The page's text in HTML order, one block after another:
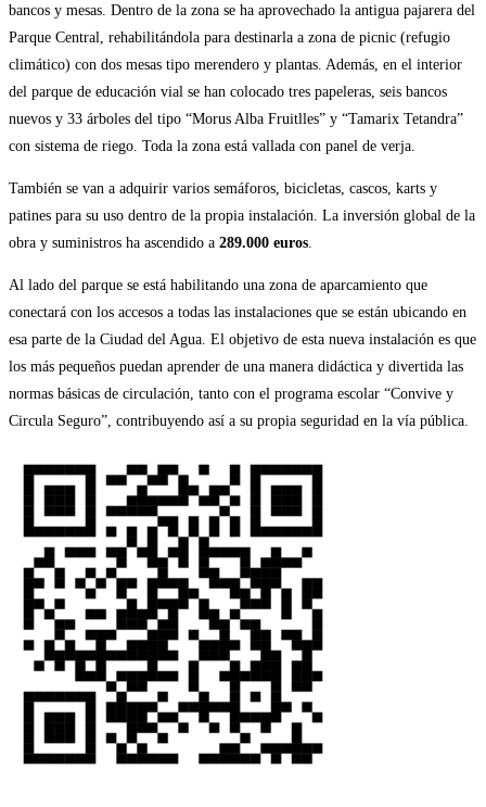
bancos y mesas. Dentro de la zona se ha aprovechado la antigua pajarera del
Parque Central, rehabilitándola para destinarla a zona de picnic (refugio
climático) con dos mesas tipo merendero y plantas. Además, en el interior
del parque de educación vial se han colocado tres papeleras, seis bancos
nuevos y 33 árboles del tipo “Morus Alba Fruitlles” y “Tamarix Tetandra”
con sistema de riego. Toda la zona está vallada con panel de verja.
También se van a adquirir varios semáforos, bicicletas, cascos, karts y
patines para su uso dentro de la propia instalación. La inversión global de la
obra y suministros ha ascendido a 289.000 euros
Al lado del parque se está habilitando una zona de aparcamiento que
conectará con los accesos a todas las instalaciones que se están ubicando en
esa parte de la Ciudad del Agua. El objetivo de esta nueva instalación es que
los más pequeños puedan aprender de una manera didáctica y divertida las
normas básicas de circulación, tanto con el programa escolar “Convive y
Circula Seguro”, contribuyendo así a su propia seguridad en la vía pública.